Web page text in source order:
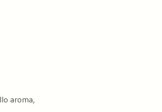
aroma,